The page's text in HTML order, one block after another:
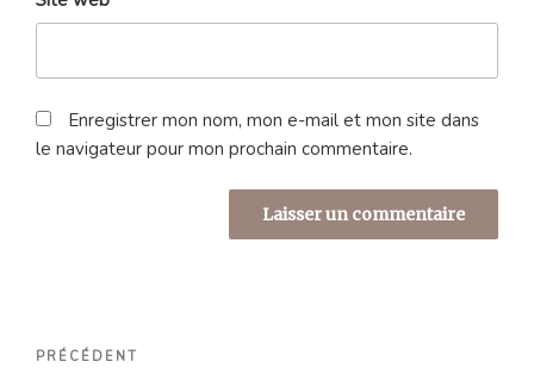
Enregistrer mon nom, mon e-mail et mon site dans
le navigateur pour mon prochain commentaire.
Navigation
Article
PRÉCÉDENT